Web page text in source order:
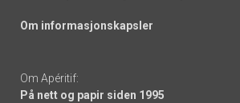
Om informasjonskapsler
Om Apéritif:
På nett og papir siden 1995